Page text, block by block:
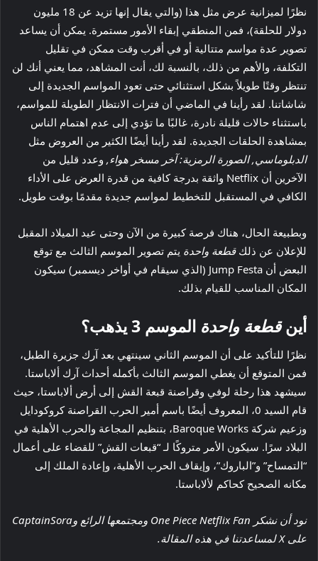
نظرًا لميزانية عرض مثل هذا (والتي يقال إنها تزيد عن 18 مليون
دولار للحلقة)، فمن المنطقي إبقاء الأمور مستمرة. يمكن أن يساعد
تصوير عدة مواسم متتالية أو في أقرب وقت ممكن في تقليل
التكلفة، والأهم من ذلك، بالنسبة لك، أنت المشاهد، مما يعني أنك لن
تنتظر وقتًا طويلاً بشكل استثنائي حتى تعود المواسم الجديدة إلى
شاشاتنا. لقد رأينا في الماضي أن فترات الانتظار الطويلة للمواسم،
باستثناء حالات قليلة نادرة، غالبًا ما تؤدي إلى عدم اهتمام الناس
بمشاهدة الحلقات الجديدة. لقد رأينا أيضًا الكثير من العروض مثل
الدبلوماسي, الصورة الرمزية: آخر مسخر هواء, وعدد قليل من
الآخرين أن Netflix واثقة بدرجة كافية من قدرة العرض على الأداء
الكافي في المستقبل للتخطيط لمواسم جديدة مقدمًا بوقت طويل.
وبطبيعة الحال، هناك فرصة كبيرة من الآن وحتى عيد الميلاد المقبل
للإعلان عن ذلكقطعة واحدة يتم تصوير الموسم الثالث مع توقع
البعض أن Jump Festa (الذي سيقام في أواخر ديسمبر) سيكون
المكان المناسب للقيام بذلك.
أينقطعة واحدة الموسم 3 يذهب؟
نظرًا للتأكيد على أن الموسم الثاني سينتهي بعد آرك جزيرة الطبل،
فمن المتوقع أن يغطي الموسم الثالث بأكمله أحداث آرك ألاباستا.
سيشهد هذا رحلة لوفي وقراصنة قبعة القش إلى أرض ألاباستا، حيث
قام السيد 0، المعروف أيضًا باسم أمير الحرب القراصنة كروكودايل
وزعيم شركة Baroque Works، بتنظيم المجاعة والحرب الأهلية في
البلاد سرًا. سيكون الأمر متروكًا لـ “قبعات القش” للقضاء على أعمال
“التمساح” و”الباروك”، وإيقاف الحرب الأهلية، وإعادة الملك إلى
مكانه الصحيح كحاكم لألاباستا.
نود أن نشكر One Piece Netflix Fan ومجتمعها الرائع وCaptainSora
على X لمساعدتنا في هذه المقالة.